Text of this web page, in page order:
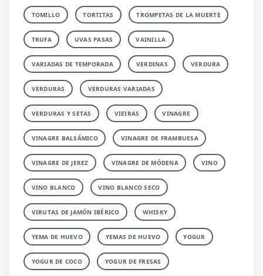
TOMILLO TORTITAS TROMPETAS DE LA MUERTE
TRUFA UVAS PASAS VAINILLA
VARIADAS DE TEMPORADA VERDINAS VERDURA
VERDURAS VERDURAS VARIADAS
VERDURAS Y SETAS VIEIRAS VINAGRE
VINAGRE BALSÁMICO VINAGRE DE FRAMBUESA
VINAGRE DE JEREZ VINAGRE DE MÓDENA VINO
VINO BLANCO VINO BLANCO SECO
VIRUTAS DE JAMÓN IBÉRICO WHISKY
YEMA DE HUEVO YEMAS DE HUEVO YOGUR
YOGUR DE COCO YOGUR DE FRESAS